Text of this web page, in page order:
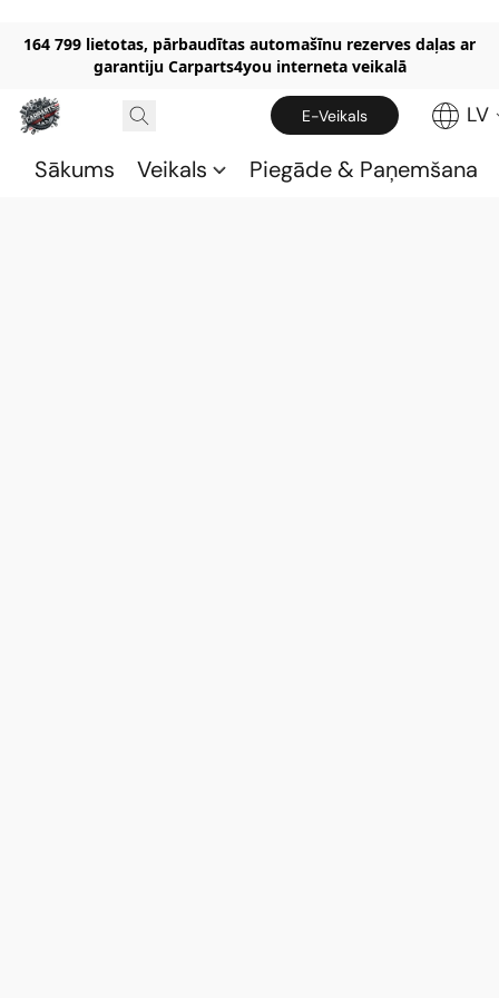
164 799 lietotas, pārbaudītas automašīnu rezerves daļas ar
garantiju Carparts4you interneta veikalā
E-Veikals LV
Sākums Veikals Piegāde & Paņemšana